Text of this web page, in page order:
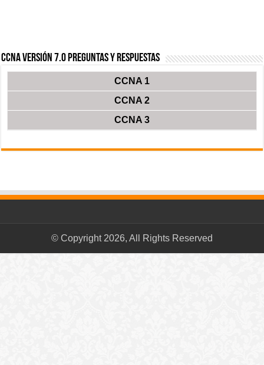
CCNA Versión 7.0 Preguntas y Respuestas
CCNA 1
CCNA 2
CCNA 3
© Copyright 2026, All Rights Reserved